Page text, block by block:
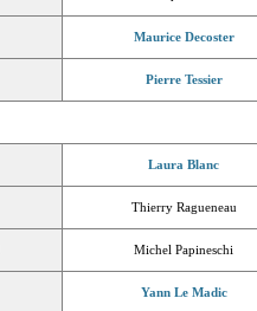
Maurice Decoster
Pierre Tessier
Laura Blanc
Thierry Ragueneau
Michel Papineschi
Yann Le Madic